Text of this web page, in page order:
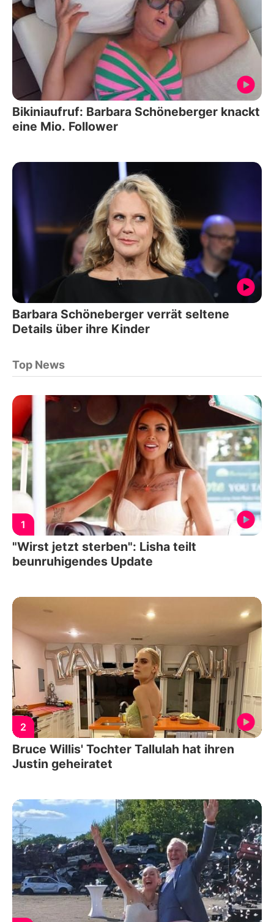
Bikiniaufruf: Barbara Schöneberger knackt
eine Mio. Follower
Barbara Schöneberger verrät seltene
Details über ihre Kinder
Top News
1
"Wirst jetzt sterben": Lisha teilt
beunruhigendes Update
2
Bruce Willis' Tochter Tallulah hat ihren
Justin geheiratet